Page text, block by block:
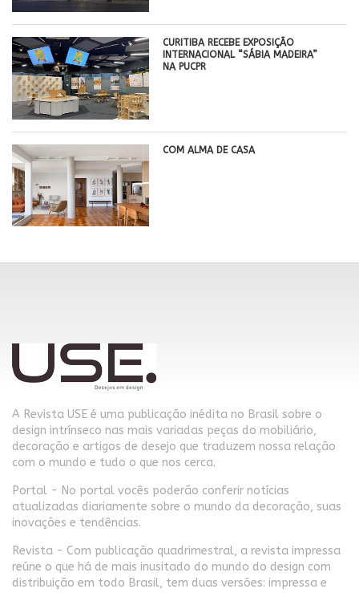
CURITIBA RECEBE EXPOSIÇÃO
INTERNACIONAL “SÁBIA MADEIRA”
NA PUCPR
COM ALMA DE CASA
A Revista USE é uma publicação inédita no Brasil sobre o
design intrínseco nas mais variadas peças do mobiliário,
decoração e artigos de desejo que traduzem nossa relação
com o mundo e tudo o que nos cerca.
Portal - No portal vocês poderão conferir notícias
atualizadas diariamente sobre o mundo da decoração, suas
inovações e tendências.
Revista - Com publicação quadrimestral, a revista impressa
reúne o que há de mais inusitado do mundo do design com
distribuição em todo Brasil, tem duas versões: impressa e